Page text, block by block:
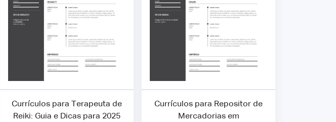
Currículos para Terapeuta de
Reiki: Guia e Dicas para 2025
Currículos para Repositor de
Mercadorias em